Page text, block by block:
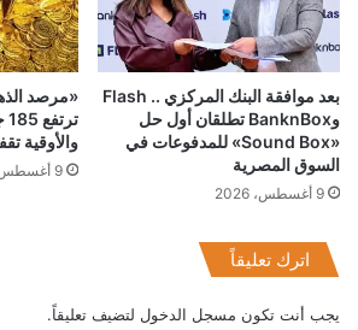
بعد موافقة البنك المركزي .. Flash
وBanknBox تطلقان أول حل
«Sound Box» للمدفوعات في
السوق المصرية
9 أغسطس، 2026
«مرصد
والأوقية تقفز
9 أغسطس، 2026
اترك تعليقاً
يجب أنت تكون مسجل الدخول لتضيف تعليقاً.